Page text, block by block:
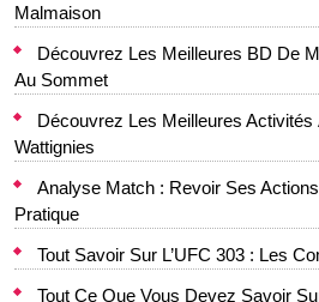
Malmaison
Découvrez Les Meilleures BD De
Au Sommet
Découvrez Les Meilleures
Wattignies
Analyse Match : Revoir Ses
Pratique
Tout Savoir Sur L’UFC 303 : Les
Tout Ce Que Vous Devez Savoir